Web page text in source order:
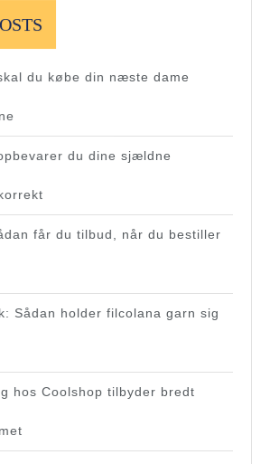
du købe din næste dame
du dine sjældne
får du tilbud, når du bestiller
Sådan holder filcolana garn sig
hos Coolshop tilbyder bredt